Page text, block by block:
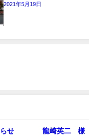
2021年5月19日
知らせ 龍崎英二 様